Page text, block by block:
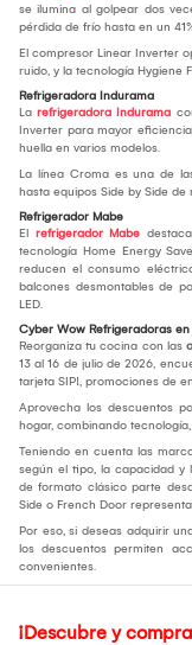
se ilumina al golpear dos
pérdida de frío hasta en un
El compresor Linear Inverter
ruido, y la tecnología Hygiene
Refrigeradora Indurama
La refrigeradora Indurama
Inverter para mayor
huella en varios modelos.
La línea Croma es una de
hasta equipos Side by Side de
Refrigerador Mabe
El refrigerador Mabe
tecnología Home Energy
reducen el consumo
balcones desmontables de
LED.
Cyber Wow Refrigeradoras en
Reorganiza tu cocina con las
13 al 16 de julio de 2026,
tarjeta SIP!, promociones de
Aprovecha los descuentos
hogar, combinando
Teniendo en cuenta las
según el tipo, la capacidad y
de formato clásico parte
Side o French Door
Por eso, si deseas adquirir
los descuentos permiten
convenientes.
¡Descubre y